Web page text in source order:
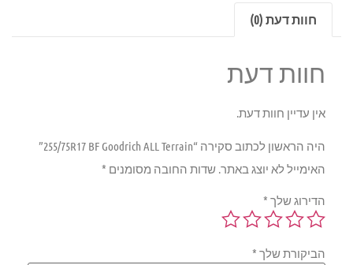
חוות דעת (0)
חוות דעת
אין עדיין חוות דעת.
היה הראשון לכתוב סקירה “255/75R17 BF Goodrich ALL Terrain”
האימייל לא יוצג באתר.שדות החובה מסומנים*
הדירוג שלך*
הביקורת שלך*